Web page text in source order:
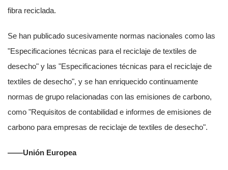
fibra reciclada.
Se han publicado sucesivamente normas nacionales como las
"Especificaciones técnicas para el reciclaje de textiles de
desecho" y las "Especificaciones técnicas para el reciclaje de
textiles de desecho", y se han enriquecido continuamente
normas de grupo relacionadas con las emisiones de carbono,
como "Requisitos de contabilidad e informes de emisiones de
carbono para empresas de reciclaje de textiles de desecho".
——Unión Europea